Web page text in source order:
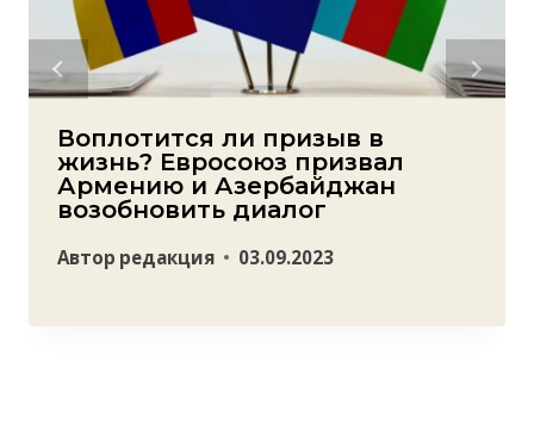
Воплотится ли призыв в
жизнь? Евросоюз призвал
Армению и Азербайджан
возобновить диалог
Автор редакция 03.09.2023